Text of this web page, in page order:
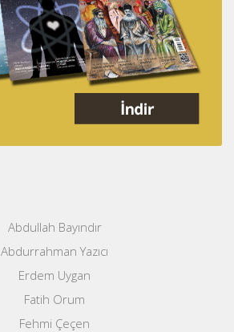
Abdullah Bayındır
Abdurrahman Yazıcı
Erdem Uygan
Fatih Orum
Fehmi Çeçen